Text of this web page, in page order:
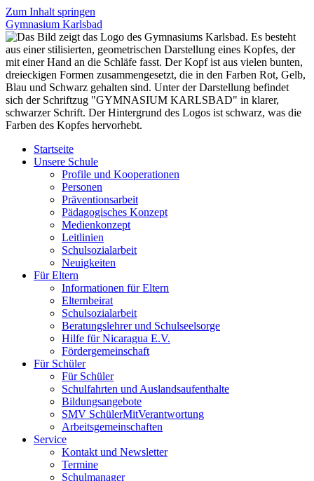
Zum Inhalt springen
Gymnasium Karlsbad
Startseite
Unsere Schule
Profile und Kooperationen
Personen
Präventionsarbeit
Pädagogisches Konzept
Medienkonzept
Leitlinien
Schulsozialarbeit
Neuigkeiten
Für Eltern
Informationen für Eltern
Elternbeirat
Schulsozialarbeit
Beratungslehrer und Schulseelsorge
Hilfe für Nicaragua E.V.
Fördergemeinschaft
Für Schüler
Für Schüler
Schulfahrten und Auslandsaufenthalte
Bildungsangebote
SMV SchülerMitVerantwortung
Arbeitsgemeinschaften
Service
Kontakt und Newsletter
Termine
Schulmanager